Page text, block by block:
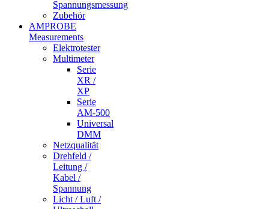
Spannungsmessung
Zubehör
AMPROBE
Measurements
Elektrotester
Multimeter
Serie
XR /
XP
Serie
AM-500
Universal
DMM
Netzqualität
Drehfeld /
Leitung /
Kabel /
Spannung
Licht / Luft /